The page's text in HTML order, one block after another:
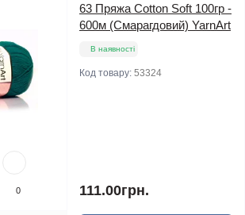
0
63 Пряжа Cotton Soft 100гр -
600м (Смарагдовий) YarnArt
В наявності
Код товару: 53324
111.00грн.